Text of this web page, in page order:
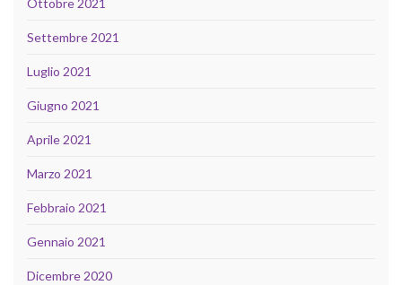
Ottobre 2021
Settembre 2021
Luglio 2021
Giugno 2021
Aprile 2021
Marzo 2021
Febbraio 2021
Gennaio 2021
Dicembre 2020